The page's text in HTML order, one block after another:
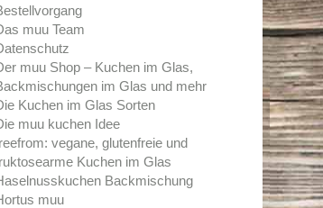
muu Team
muu Shop – Kuchen im Glas,
im Glas und mehr
Kuchen im Glas Sorten
muu kuchen Idee
vegane, glutenfreie und
Kuchen im Glas
Backmischung
muu